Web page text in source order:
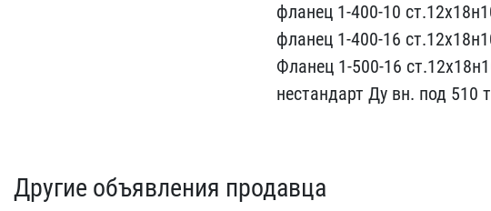
флан​ец 1-400-10
фланец 1​-400-16
Фл​анец 1-500-16
нестандарт Ду вн. ​под 510
Другие объявления продавца